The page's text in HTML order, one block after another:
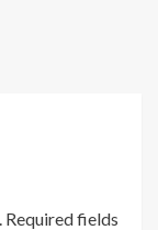
Required fields